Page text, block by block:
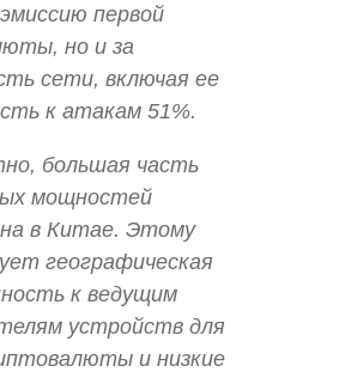
первой
но и за
сети, включая ее
к атакам 51%.
большая часть
мощностей
в Китае. Этому
географическая
к ведущим
устройств для
и низкие